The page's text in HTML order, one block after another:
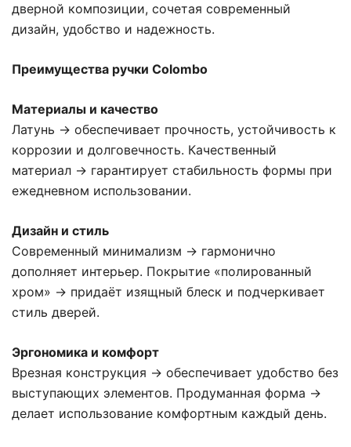
дверной композиции, сочетая современный
дизайн, удобство и надежность.
Преимущества ручки Colombo
Материалы и качество
Латунь → обеспечивает прочность, устойчивость к
коррозии и долговечность. Качественный
материал → гарантирует стабильность формы при
ежедневном использовании.
Дизайн и стиль
Современный минимализм → гармонично
дополняет интерьер. Покрытие «полированный
хром» → придаёт изящный блеск и подчеркивает
стиль дверей.
Эргономика и комфорт
Врезная конструкция → обеспечивает удобство без
выступающих элементов. Продуманная форма →
делает использование комфортным каждый день.